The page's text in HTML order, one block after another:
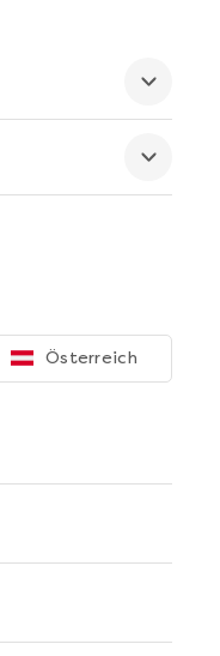
Mehr anzeigen
Österreich